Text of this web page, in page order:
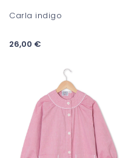
Carla indigo
26,00 €